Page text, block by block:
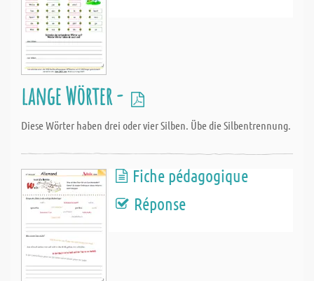
lange Wörter -
Diese Wörter haben drei oder vier Silben. Übe die Silbentrennung.
Fiche pédagogique
Réponse